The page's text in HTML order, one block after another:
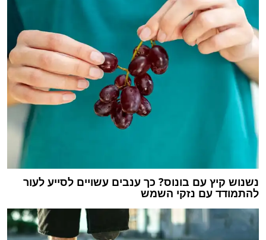
נשנוש קיץ עם בונוס? כך ענבים עשויים לסייע לעור
להתמודד עם נזקי השמש